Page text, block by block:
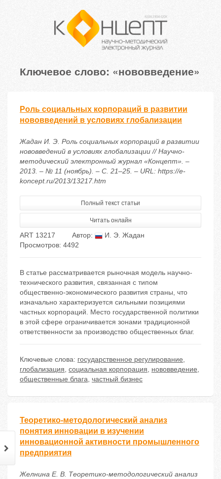
Ключевое слово: «нововведение»
Роль социальных корпораций в развитии
нововведений в условиях глобализации
Жадан И. Э. Роль социальных корпораций в развитии
нововведений в условиях глобализации // Научно-
методический электронный журнал «Концепт». –
2013. – № 11 (ноябрь). – С. 21–25. – URL: https://e-
koncept.ru/2013/13217.htm
Полный текст статьи
Читать онлайн
ART 13217 Автор:
И. Э. Жадан
Просмотров: 4492
В статье рассматривается рыночная модель научно-
технического развития, связанная с типом
общественно-экономического развития страны, что
изначально характеризуется сильными позициями
частных корпораций. Место государственной политики
в этой сфере ограничивается зонами традиционной
ответственности за производство общественных благ.
Ключевые слова: государственное регулирование,
глобализация, социальная корпорация, нововведение,
общественные блага, частный бизнес
Теоретико-методологический анализ
понятия инновации в изучении
инновационной активности промышленного
предприятия
Желнина Е. В. Теоретико-методологический анализ